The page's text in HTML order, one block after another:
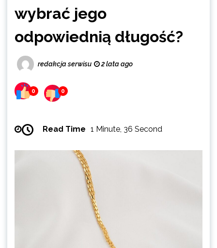
wybrać jego
odpowiednią długość?
redakcja serwisu 2 lata ago
0 0
Read Time 1 Minute, 36 Second